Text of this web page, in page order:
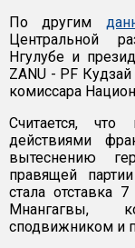
По другим
Центральной
Нгулубе и
ZANU - PF
комиссара
Считается,
действиями
вытеснению
правящей
стала отставка
Мнангагвы,
сподвижником и